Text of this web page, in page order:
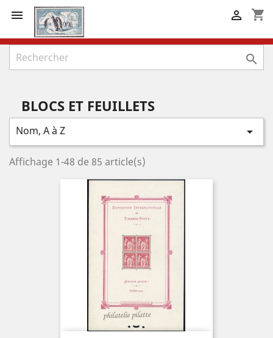
 shopping_cart


BLOCS ET FEUILLETS
Nom, A à Z 
Affichage 1-48 de 85 article(s)